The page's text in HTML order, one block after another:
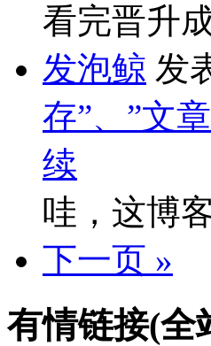
看完晋升
发泡鲸 发
存”、”文
续
哇，这博
下一页 »
有情链接(全